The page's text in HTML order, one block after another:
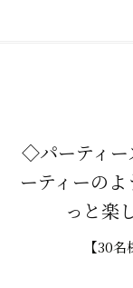
◇パーティ
ーティーの
っと楽
【30